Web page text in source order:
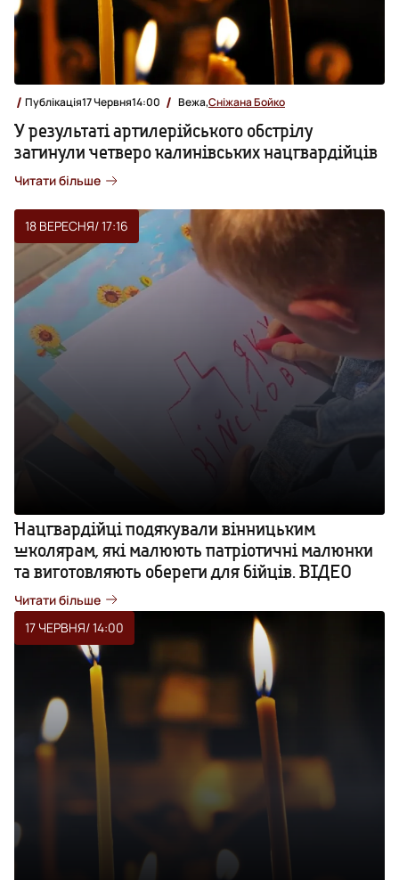
Публікація17 Червня14:00 Вежа,Сніжана Бойко
У результаті артилерійського обстрілу
загинули четверо калинівських нацгвардійців
Читати більше
18 ВЕРЕСНЯ/ 17:16
Нацгвардійці подякували вінницьким
школярам, які малюють патріотичні малюнки
та виготовляють обереги для бійців. ВІДЕО
Читати більше
17 ЧЕРВНЯ/ 14:00